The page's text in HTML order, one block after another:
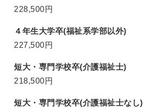
228,500円
４年生大学卒(福祉系学部以外)
227,500円
短大・専門学校卒(介護福祉士)
218,500円
短大・専門学校卒(介護福祉士なし)